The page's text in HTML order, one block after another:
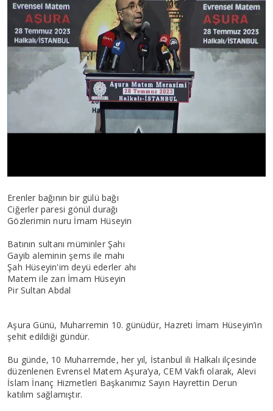
Erenler bağının bir gülü bağı
Ciğerler paresi gönül durağı
Gözlerimin nuru İmam Hüseyin
Batının sultanı müminler Şahı
Gayib aleminin şems ile mahı
Şah Hüseyin'im deyü ederler ahı
Matem ile zarı İmam Hüseyin
Pir Sultan Abdal
Aşura Günü, Muharremin 10. günüdür, Hazreti İmam Hüseyin’in
şehit edildiği gündür.
Bu günde, 10 Muharremde, her yıl, İstanbul ili Halkalı ilçesinde
düzenlenen Evrensel Matem Aşura’ya, CEM Vakfı olarak, Alevi
İslam İnanç Hizmetleri Başkanımız Sayın Hayrettin Derun
katılım sağlamıştır.